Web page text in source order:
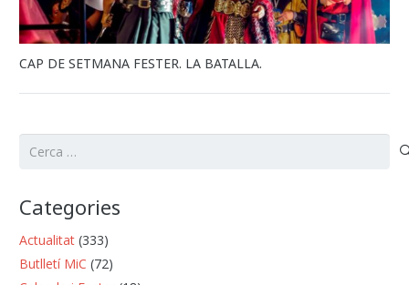
CAP DE SETMANA FESTER. LA BATALLA.
Cerca:
Categories
Actualitat (333)
Butlletí MiC (72)